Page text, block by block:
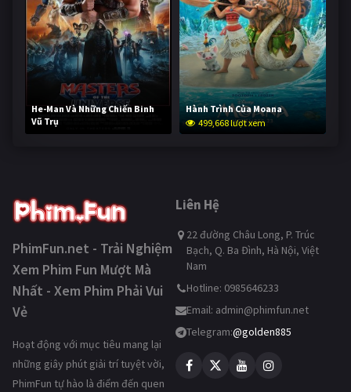
He-Man Và Những Chiến Binh
Vũ Trụ
249,105 lượt xem
Hành Trình Của Moana
499,668 lượt xem
PhimFun.net - Trải Nghiệm
Xem Phim Fun Mượt Mà
Nhất - Xem Phim Phải Vui
Vẻ
Hoạt động với mục tiêu mang lại
những giây phút giải trí tuyệt vời,
PhimFun tự hào là điểm đến quen
Liên Hệ
22 đường Châu Long, P. Trúc
Bạch, Q. Ba Đình, Hà Nội, Việt
Nam
Hotline: 0985646233
Email: admin@phimfun.net
Telegram:@golden885